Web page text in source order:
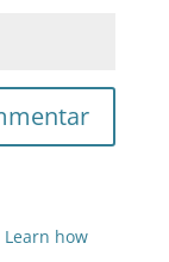
Learn how